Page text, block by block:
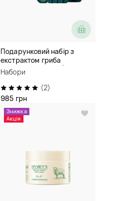
Подарунковий набір з
екстрактом гриба
ганодерма Hymey`s Lanaeri
Skin Ganoderma Lucidum
Moisturizing Ten-piece Set
Набори
(2)
985 грн
Знижка
Акція